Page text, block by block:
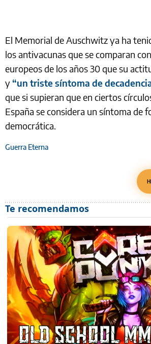
El Memorial de Auschwitz ya ha
los antivacunas que se comparan
europeos de los años 30 que su
y“un triste síntoma de
que si supieran que en ciertos
España se considera un síntoma de
democrática.
Guerra Eterna